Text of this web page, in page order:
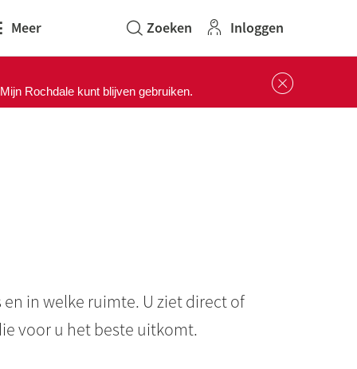
Inloggen
Rochdale kunt blijven gebruiken.
in welke ruimte. U ziet direct of
voor u het beste uitkomt.